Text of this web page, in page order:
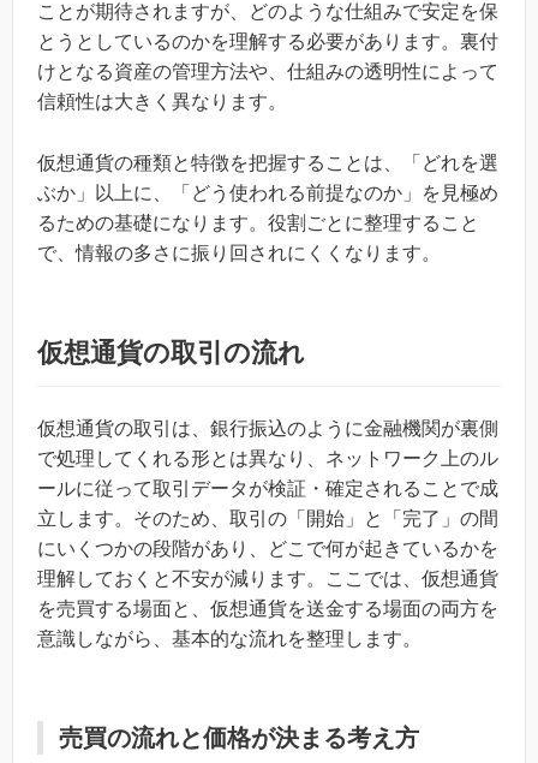
ことが期待されますが、どのような仕組みで安定を保
とうとしているのかを理解する必要があります。裏付
けとなる資産の管理方法や、仕組みの透明性によって
信頼性は大きく異なります。
仮想通貨の種類と特徴を把握することは、「どれを選
ぶか」以上に、「どう使われる前提なのか」を見極め
るための基礎になります。役割ごとに整理すること
で、情報の多さに振り回されにくくなります。
仮想通貨の取引の流れ
仮想通貨の取引は、銀行振込のように金融機関が裏側
で処理してくれる形とは異なり、ネットワーク上のル
ールに従って取引データが検証・確定されることで成
立します。そのため、取引の「開始」と「完了」の間
にいくつかの段階があり、どこで何が起きているかを
理解しておくと不安が減ります。ここでは、仮想通貨
を売買する場面と、仮想通貨を送金する場面の両方を
意識しながら、基本的な流れを整理します。
売買の流れと価格が決まる考え方